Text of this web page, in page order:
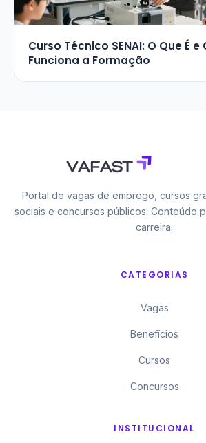
Curso Técnico SENAI: O Que É e
Funciona a Formação
Portal de vagas de emprego, cursos
sociais e concursos públicos. Conteúdo
carreira.
CATEGORIAS
Vagas
Benefícios
Cursos
Concursos
INSTITUCIONAL